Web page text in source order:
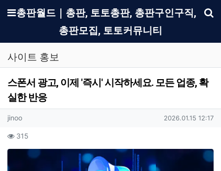
메뉴
총판월드｜총판, 토토총판, 총판구인구직,
총판모집, 토토커뮤니티
사이트 홍보
스폰서 광고, 이제 '즉시' 시작하세요. 모든 업종, 확
실한 반응
작성자 정보
jinoo작성 작성일
2026.01.15 12:17
컨텐츠 정보
315
본문